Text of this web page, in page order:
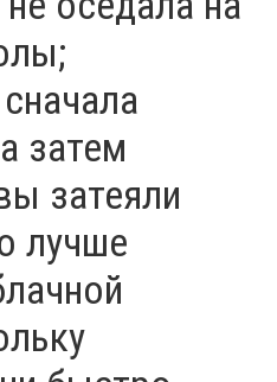
затем
затеяли
лучше